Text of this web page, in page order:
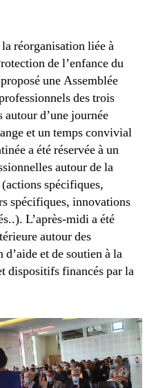
réorganisation liée à
de l’enfance du
une Assemblée
des trois
autour d’une journée
et un temps convivial
a été réservée à un
autour de la
spécifiques,
spécifiques, innovations
L’après-midi a été
autour des
et de soutien à la
dispositifs financés par la